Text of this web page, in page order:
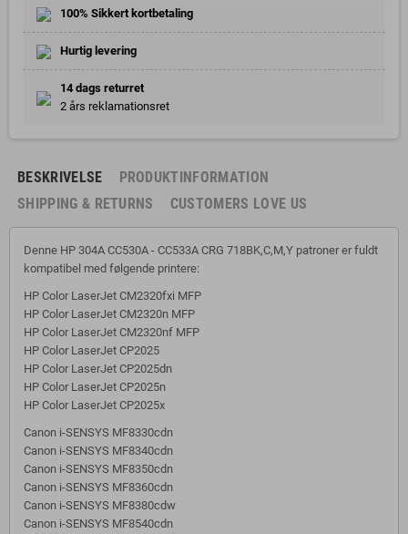
100% Sikkert kortbetaling
Hurtig levering
14 dags returret
2 års reklamationsret
BESKRIVELSE
PRODUKTINFORMATION
SHIPPING & RETURNS
CUSTOMERS LOVE US
Denne HP 304A CC530A - CC533A CRG 718BK,C,M,Y patroner er fuldt
kompatibel med følgende printere:
HP Color LaserJet CM2320fxi MFP
HP Color LaserJet CM2320n MFP
HP Color LaserJet CM2320nf MFP
HP Color LaserJet CP2025
HP Color LaserJet CP2025dn
HP Color LaserJet CP2025n
HP Color LaserJet CP2025x
Canon i-SENSYS MF8330cdn
Canon i-SENSYS MF8340cdn
Canon i-SENSYS MF8350cdn
Canon i-SENSYS MF8360cdn
Canon i-SENSYS MF8380cdw
Canon i-SENSYS MF8540cdn